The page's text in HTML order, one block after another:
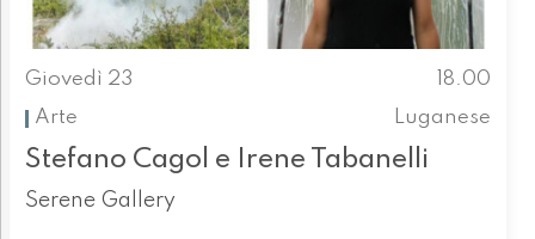
Giovedì 23
18.00
Arte
Luganese
Stefano Cagol e Irene Tabanelli
Serene Gallery